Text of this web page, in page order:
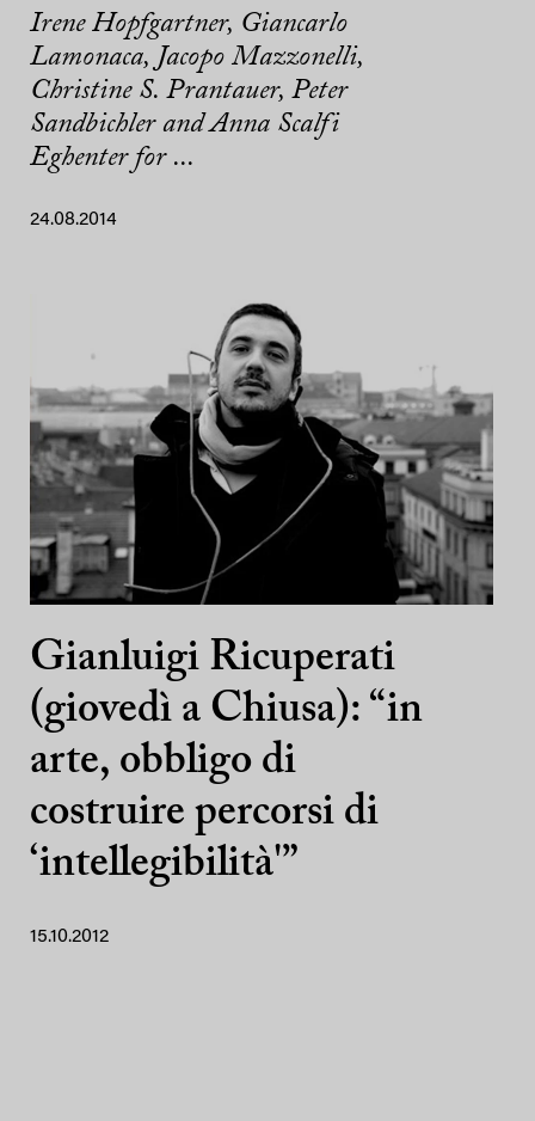
Irene Hopfgartner, Giancarlo
Lamonaca, Jacopo Mazzonelli,
Christine S. Prantauer, Peter
Sandbichler and Anna Scalfi
Eghenter for ...
24.08.2014
Gianluigi Ricuperati
(giovedì a Chiusa): “in
arte, obbligo di
costruire percorsi di
‘intellegibilità'”
15.10.2012